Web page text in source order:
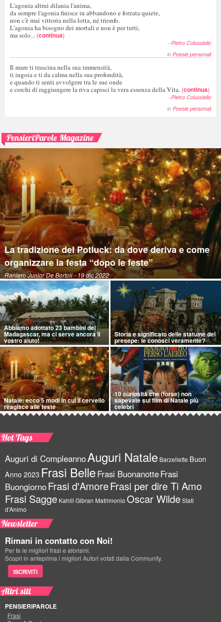
L'agonia altrui dilania l'anima,
da sempre l'agonia finisce in abbandono e forzata quiete,
non c'è mai vittoria nella lotta, né trionfo.
L'agonia ha bisogno dei mortali e non è per tutti,
ma solo... (continua)
--Pietro Colucciello
in Poesie personali
Il mare ti trascina nella sua immensità,
ti ingoia e ti da calma nella sua profondità,
e quando ti senti avvolgere tra le sue onde
e cerchi di raggiungere la riva capisci la vera essenza della Vita. (continua)
--Pietro Colucciello
in Poesie personali
PensieriParole Magazine
La tradizione del Potluck: da dove deriva e come
organizzare la festa “dopo le feste”
Raniero Junior De Bortoli- 19 dic 2022
Abbiamo adottato 23 bambini del
Madagascar, ma ci serve ancora il
vostro aiuto!
Storia e significato delle statuine del
presepe: le conosci veramente?
Natale: ecco 5 modi in cui il cervello
reagisce alle feste
10 curiosità che (forse) non
sapevate sui film di Natale più
celebri
Hot Tags
Auguri di CompleannoAuguri Natale Barzellette Buon
Anno 2023 Frasi BelleFrasi BuonanotteFrasi
BuongiornoFrasi d'AmoreFrasi per dire Ti Amo
Frasi Sagge Kahlil Gibran Matrimonio Oscar WildeStati
d'Animo
Newsletter
Rimani in contatto con Noi!
Per te le migliori frasi e aforismi.
Scopri in anteprima i migliori Autori votati dalla Community.
ISCRIVITI
Altri siti
PENSIERIPAROLE
Frasi